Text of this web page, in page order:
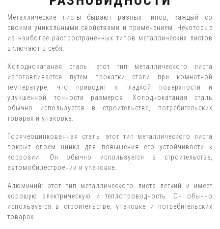
Металлические листы бывают разных типов, каждый со
своими уникальными свойствами и применением. Некоторые
из наиболее распространенных типов металлических листов
включают в себя:
Холоднокатаная сталь: этот тип металлического листа
изготавливается путем прокатки стали при комнатной
температуре, что приводит к гладкой поверхности и
улучшенной точности размеров. Холоднокатаная сталь
обычно используется в строительстве, потребительских
товарах и упаковке.
Горячеоцинкованная сталь: этот тип металлического листа
покрыт слоем цинка для повышения его устойчивости к
коррозии. Он обычно используется в строительстве,
автомобилестроении и упаковке.
Алюминий: этот тип металлического листа легкий и имеет
хорошую электрическую и теплопроводность. Он обычно
используется в строительстве, упаковке и потребительских
товарах.